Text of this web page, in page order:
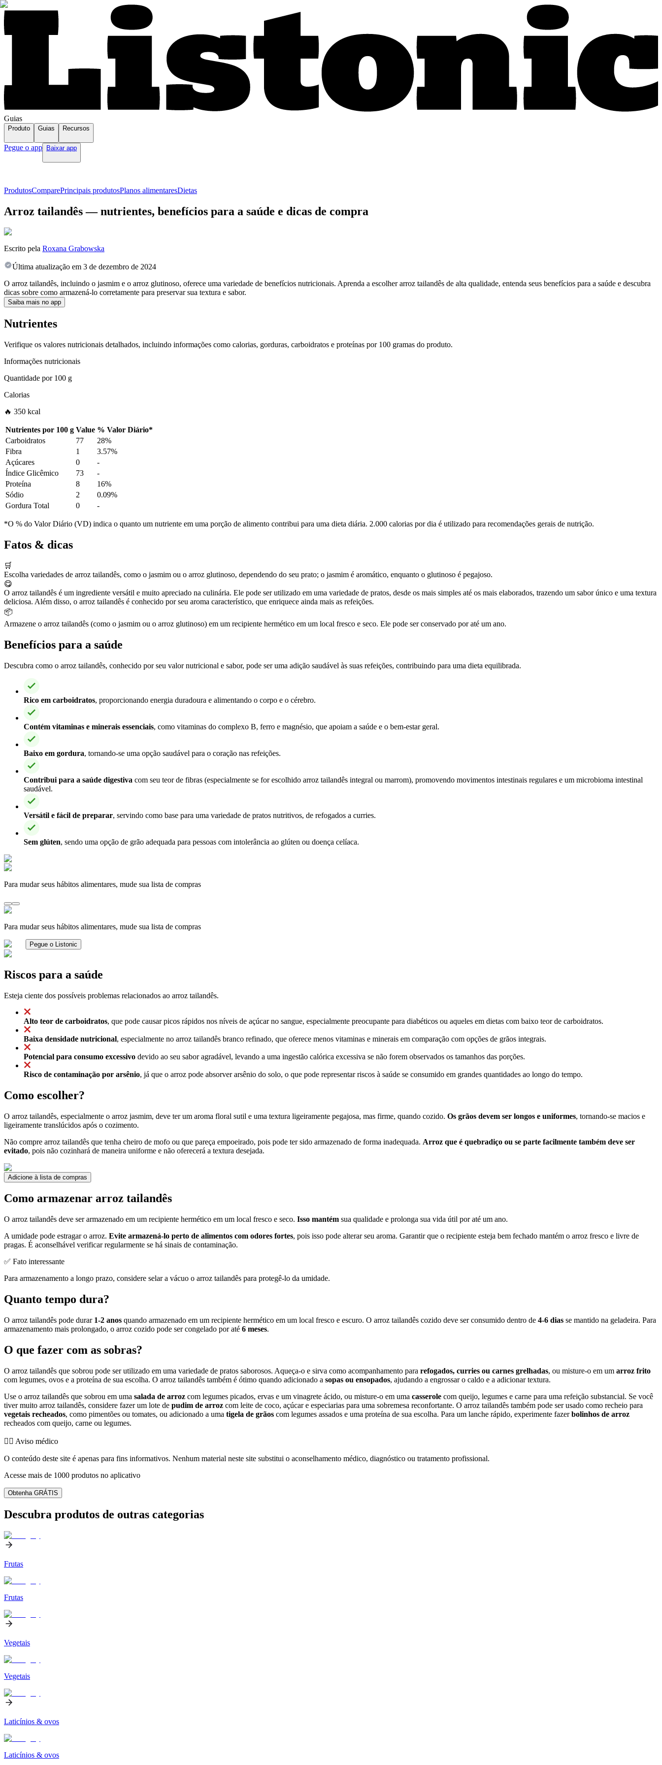
Guias
Produto Guias Recursos
Pegue o app Baixar app
ProdutosComparePrincipais produtosPlanos alimentaresDietas
Arroz tailandês — nutrientes, benefícios para a saúde e dicas de compra
Escrito pela Roxana Grabowska
Última atualização em 3 de dezembro de 2024
O arroz tailandês, incluindo o jasmim e o arroz glutinoso, oferece uma variedade de benefícios nutricionais. Aprenda a escolher arroz tailandês de alta qualidade, entenda seus benefícios para a saúde e descubra
dicas sobre como armazená-lo corretamente para preservar sua textura e sabor.
Saiba mais no app
Nutrientes
Verifique os valores nutricionais detalhados, incluindo informações como calorias, gorduras, carboidratos e proteínas por 100 gramas do produto.
Informações nutricionais
Quantidade por100 g
Calorias
🔥 350 kcal
Nutrientes por 100 g Value % Valor Diário*
Carboidratos
77
28%
Fibra
1
3.57%
Açúcares
0
-
Índice Glicêmico
73
-
Proteína
8
16%
Sódio
2
0.09%
Gordura Total
0 -
*O % do Valor Diário (VD) indica o quanto um nutriente em uma porção de alimento contribui para uma dieta diária. 2.000 calorias por dia é utilizado para recomendações gerais de nutrição.
Fatos & dicas
🛒
Escolha variedades de arroz tailandês, como o jasmim ou o arroz glutinoso, dependendo do seu prato; o jasmim é aromático, enquanto o glutinoso é pegajoso.
😋
O arroz tailandês é um ingrediente versátil e muito apreciado na culinária. Ele pode ser utilizado em uma variedade de pratos, desde os mais simples até os mais elaborados, trazendo um sabor único e uma textura
deliciosa. Além disso, o arroz tailandês é conhecido por seu aroma característico, que enriquece ainda mais as refeições.
📦
Armazene o arroz tailandês (como o jasmim ou o arroz glutinoso) em um recipiente hermético em um local fresco e seco. Ele pode ser conservado por até um ano.
Benefícios para a saúde
Descubra como o arroz tailandês, conhecido por seu valor nutricional e sabor, pode ser uma adição saudável às suas refeições, contribuindo para uma dieta equilibrada.
Rico em carboidratos, proporcionando energia duradoura e alimentando o corpo e o cérebro.
Contém vitaminas e minerais essenciais, como vitaminas do complexo B, ferro e magnésio, que apoiam a saúde e o bem-estar geral.
Baixo em gordura, tornando-se uma opção saudável para o coração nas refeições.
Contribui para a saúde digestiva com seu teor de fibras (especialmente se for escolhido arroz tailandês integral ou marrom), promovendo movimentos intestinais regulares e um microbioma intestinal
saudável.
Versátil e fácil de preparar, servindo como base para uma variedade de pratos nutritivos, de refogados a curries.
Sem glúten, sendo uma opção de grão adequada para pessoas com intolerância ao glúten ou doença celíaca.
Para mudar seus hábitos alimentares, mude sua lista de compras
Para mudar seus hábitos alimentares, mude sua lista de compras
Pegue o Listonic
Riscos para a saúde
Esteja ciente dos possíveis problemas relacionados ao arroz tailandês.
Alto teor de carboidratos, que pode causar picos rápidos nos níveis de açúcar no sangue, especialmente preocupante para diabéticos ou aqueles em dietas com baixo teor de carboidratos.
Baixa densidade nutricional, especialmente no arroz tailandês branco refinado, que oferece menos vitaminas e minerais em comparação com opções de grãos integrais.
Potencial para consumo excessivo devido ao seu sabor agradável, levando a uma ingestão calórica excessiva se não forem observados os tamanhos das porções.
Risco de contaminação por arsênio, já que o arroz pode absorver arsênio do solo, o que pode representar riscos à saúde se consumido em grandes quantidades ao longo do tempo.
Como escolher?
O arroz tailandês, especialmente o arroz jasmim, deve ter um aroma floral sutil e uma textura ligeiramente pegajosa, mas firme, quando cozido. Os grãos devem ser longos e uniformes, tornando-se macios e
ligeiramente translúcidos após o cozimento.
Não compre arroz tailandês que tenha cheiro de mofo ou que pareça empoeirado, pois pode ter sido armazenado de forma inadequada. Arroz que é quebradiço ou se parte facilmente também deve ser
evitado, pois não cozinhará de maneira uniforme e não oferecerá a textura desejada.
Adicione à lista de compras
Como armazenar arroz tailandês
O arroz tailandês deve ser armazenado em um recipiente hermético em um local fresco e seco. Isso mantém sua qualidade e prolonga sua vida útil por até um ano.
A umidade pode estragar o arroz. Evite armazená-lo perto de alimentos com odores fortes, pois isso pode alterar seu aroma. Garantir que o recipiente esteja bem fechado mantém o arroz fresco e livre de
pragas. É aconselhável verificar regularmente se há sinais de contaminação.
✅ Fato interessante
Para armazenamento a longo prazo, considere selar a vácuo o arroz tailandês para protegê-lo da umidade.
Quanto tempo dura?
O arroz tailandês pode durar 1-2 anos quando armazenado em um recipiente hermético em um local fresco e escuro. O arroz tailandês cozido deve ser consumido dentro de 4-6 dias se mantido na geladeira. Para
armazenamento mais prolongado, o arroz cozido pode ser congelado por até 6 meses.
O que fazer com as sobras?
O arroz tailandês que sobrou pode ser utilizado em uma variedade de pratos saborosos. Aqueça-o e sirva como acompanhamento para refogados, curries ou carnes grelhadas, ou misture-o em um arroz frito
com legumes, ovos e a proteína de sua escolha. O arroz tailandês também é ótimo quando adicionado a sopas ou ensopados, ajudando a engrossar o caldo e a adicionar textura.
Use o arroz tailandês que sobrou em uma salada de arroz com legumes picados, ervas e um vinagrete ácido, ou misture-o em uma casserole com queijo, legumes e carne para uma refeição substancial. Se você
tiver muito arroz tailandês, considere fazer um lote de pudim de arroz com leite de coco, açúcar e especiarias para uma sobremesa reconfortante. O arroz tailandês também pode ser usado como recheio para
vegetais recheados, como pimentões ou tomates, ou adicionado a uma tigela de grãos com legumes assados e uma proteína de sua escolha. Para um lanche rápido, experimente fazerbolinhos de arroz
recheados com queijo, carne ou legumes.
👨‍⚕️️ Aviso médico
O conteúdo deste site é apenas para fins informativos. Nenhum material neste site substitui o aconselhamento médico, diagnóstico ou tratamento profissional.
Acesse mais de 1000 produtos no aplicativo
Obtenha GRÁTIS
Descubra produtos de outras categorias
Frutas
Frutas
Vegetais
Vegetais
Laticínios & ovos
Laticínios & ovos